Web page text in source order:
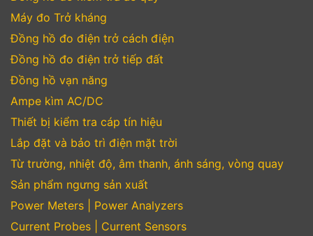
Máy đo Trở kháng
Đồng hồ đo điện trở cách điện
Đồng hồ đo điện trở tiếp đất
Đồng hồ vạn năng
Ampe kìm AC/DC
Thiết bị kiểm tra cáp tín hiệu
Lắp đặt và bảo trì điện mặt trời
Từ trường, nhiệt độ, âm thanh, ánh sáng, vòng quay
Sản phẩm ngưng sản xuất
Power Meters | Power Analyzers
Current Probes | Current Sensors